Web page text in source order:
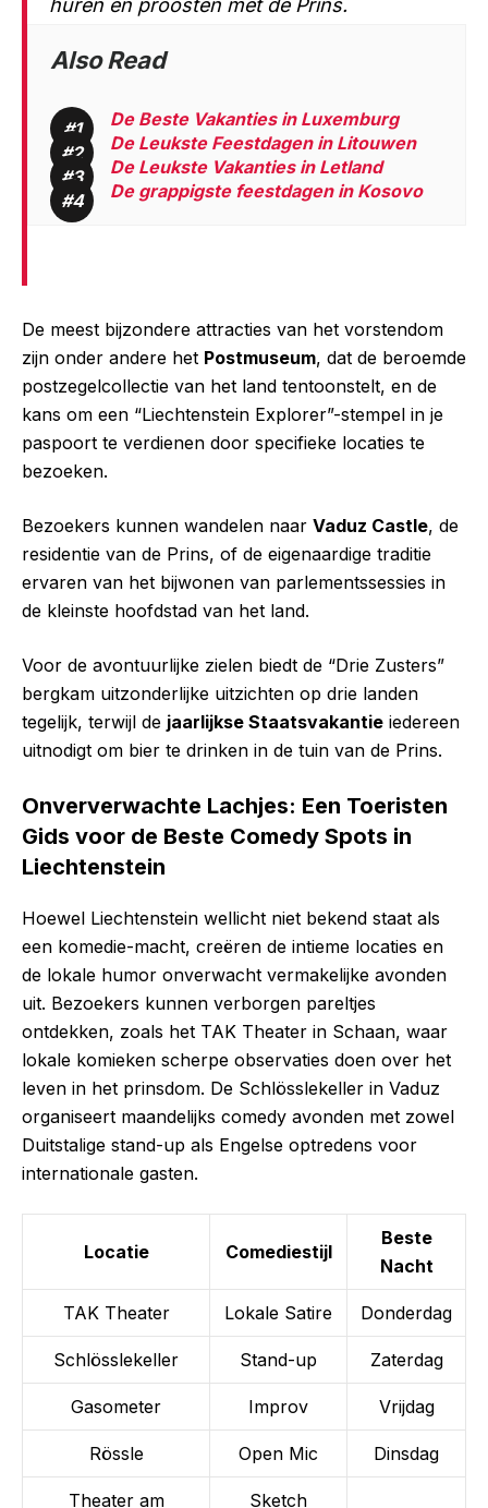
huren en proosten met de Prins.
Also Read
De Beste Vakanties in Luxemburg
De Leukste Feestdagen in Litouwen
De Leukste Vakanties in Letland
De grappigste feestdagen in Kosovo
De meest bijzondere attracties van het vorstendom
zijn onder andere het Postmuseum, dat de beroemde
postzegelcollectie van het land tentoonstelt, en de
kans om een “Liechtenstein Explorer”-stempel in je
paspoort te verdienen door specifieke locaties te
bezoeken.
Bezoekers kunnen wandelen naar Vaduz Castle, de
residentie van de Prins, of de eigenaardige traditie
ervaren van het bijwonen van parlementssessies in
de kleinste hoofdstad van het land.
Voor de avontuurlijke zielen biedt de “Drie Zusters”
bergkam uitzonderlijke uitzichten op drie landen
tegelijk, terwijl de jaarlijkse Staatsvakantie iedereen
uitnodigt om bier te drinken in de tuin van de Prins.
Onververwachte Lachjes: Een Toeristen
Gids voor de Beste Comedy Spots in
Liechtenstein
Hoewel Liechtenstein wellicht niet bekend staat als
een komedie-macht, creëren de intieme locaties en
de lokale humor onverwacht vermakelijke avonden
uit. Bezoekers kunnen verborgen pareltjes
ontdekken, zoals het TAK Theater in Schaan, waar
lokale komieken scherpe observaties doen over het
leven in het prinsdom. De Schlösslekeller in Vaduz
organiseert maandelijks comedy avonden met zowel
Duitstalige stand-up als Engelse optredens voor
internationale gasten.
Locatie Comediestijl
Beste
Nacht
TAK Theater Lokale Satire Donderdag
Schlösslekeller Stand-up Zaterdag
Gasometer Improv Vrijdag
Rössle Open Mic Dinsdag
Theater am Sketch